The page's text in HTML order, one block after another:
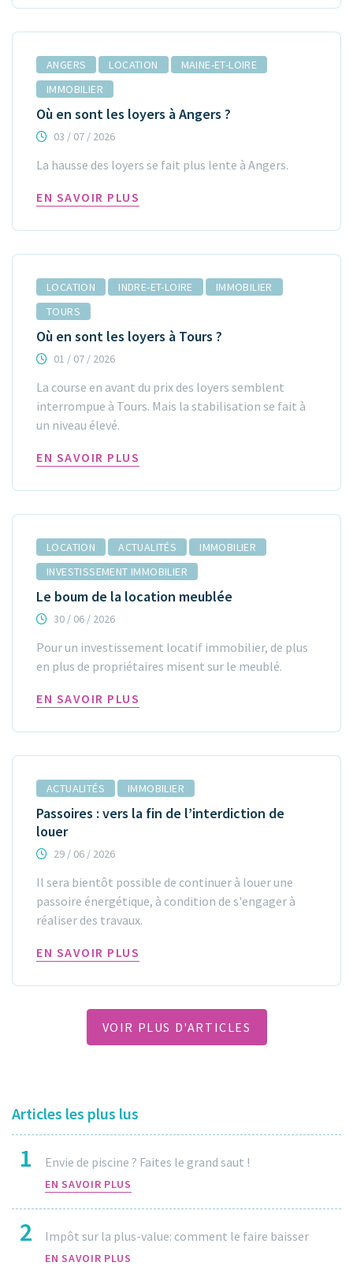
ANGERS LOCATION
MAINE-ET-LOIRE
IMMOBILIER
Où en sont les loyers à Angers ?
03 / 07 / 2026
La hausse des loyers se fait plus lente à Angers.
EN SAVOIR PLUS
LOCATION INDRE-ET-LOIRE
IMMOBILIER
TOURS
Où en sont les loyers à Tours ?
01 / 07 / 2026
La course en avant du prix des loyers semblent
interrompue à Tours. Mais la stabilisation se fait à
un niveau élevé.
EN SAVOIR PLUS
LOCATION ACTUALITÉS
IMMOBILIER
INVESTISSEMENT IMMOBILIER
Le boum de la location meublée
30 / 06 / 2026
Pour un investissement locatif immobilier, de plus
en plus de propriétaires misent sur le meublé.
EN SAVOIR PLUS
ACTUALITÉS IMMOBILIER
Passoires : vers la fin de l’interdiction de
louer
29 / 06 / 2026
Il sera bientôt possible de continuer à louer une
passoire énergétique, à condition de s'engager à
réaliser des travaux.
EN SAVOIR PLUS
VOIR PLUS D'ARTICLES
Articles les plus lus
1 Envie de piscine ? Faites le grand saut !
EN SAVOIR PLUS
2 Impôt sur la plus-value: comment le faire baisser
EN SAVOIR PLUS